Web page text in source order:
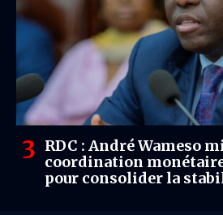
RDC : André Wameso
coordination
pour consolider la